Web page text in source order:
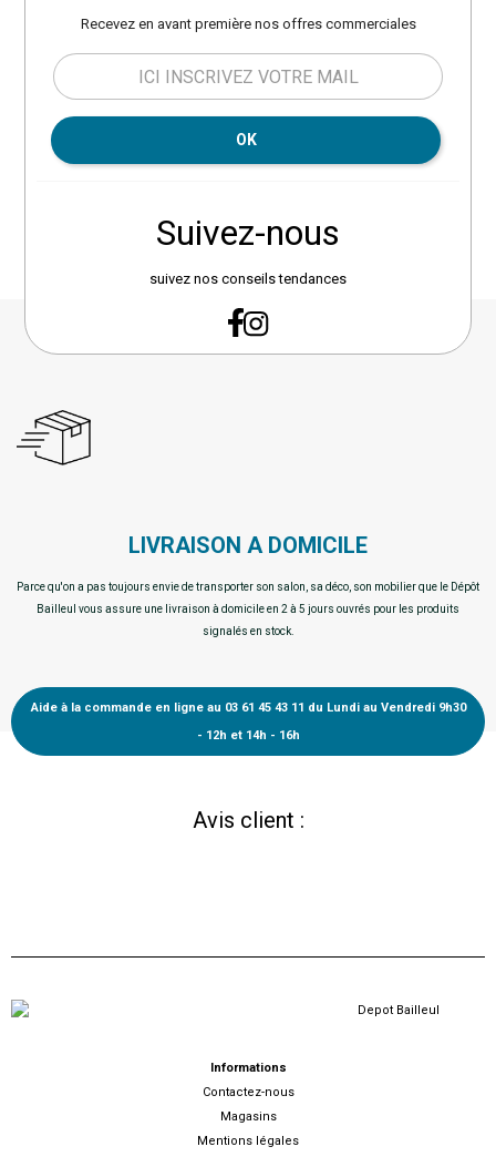
Recevez en avant première nos offres commerciales
OK
Suivez-nous
suivez nos conseils tendances
LIVRAISON A DOMICILE
Parce qu'on a pas toujours envie de transporter son salon, sa déco, son mobilier que le Dépôt
Bailleul vous assure une livraison à domicile en 2 à 5 jours ouvrés pour les produits
signalés en stock.
Aide à la commande en ligne au 03 61 45 43 11 du Lundi au Vendredi 9h30
- 12h et 14h - 16h
Avis client :
Informations
Contactez-nous
Magasins
Mentions légales